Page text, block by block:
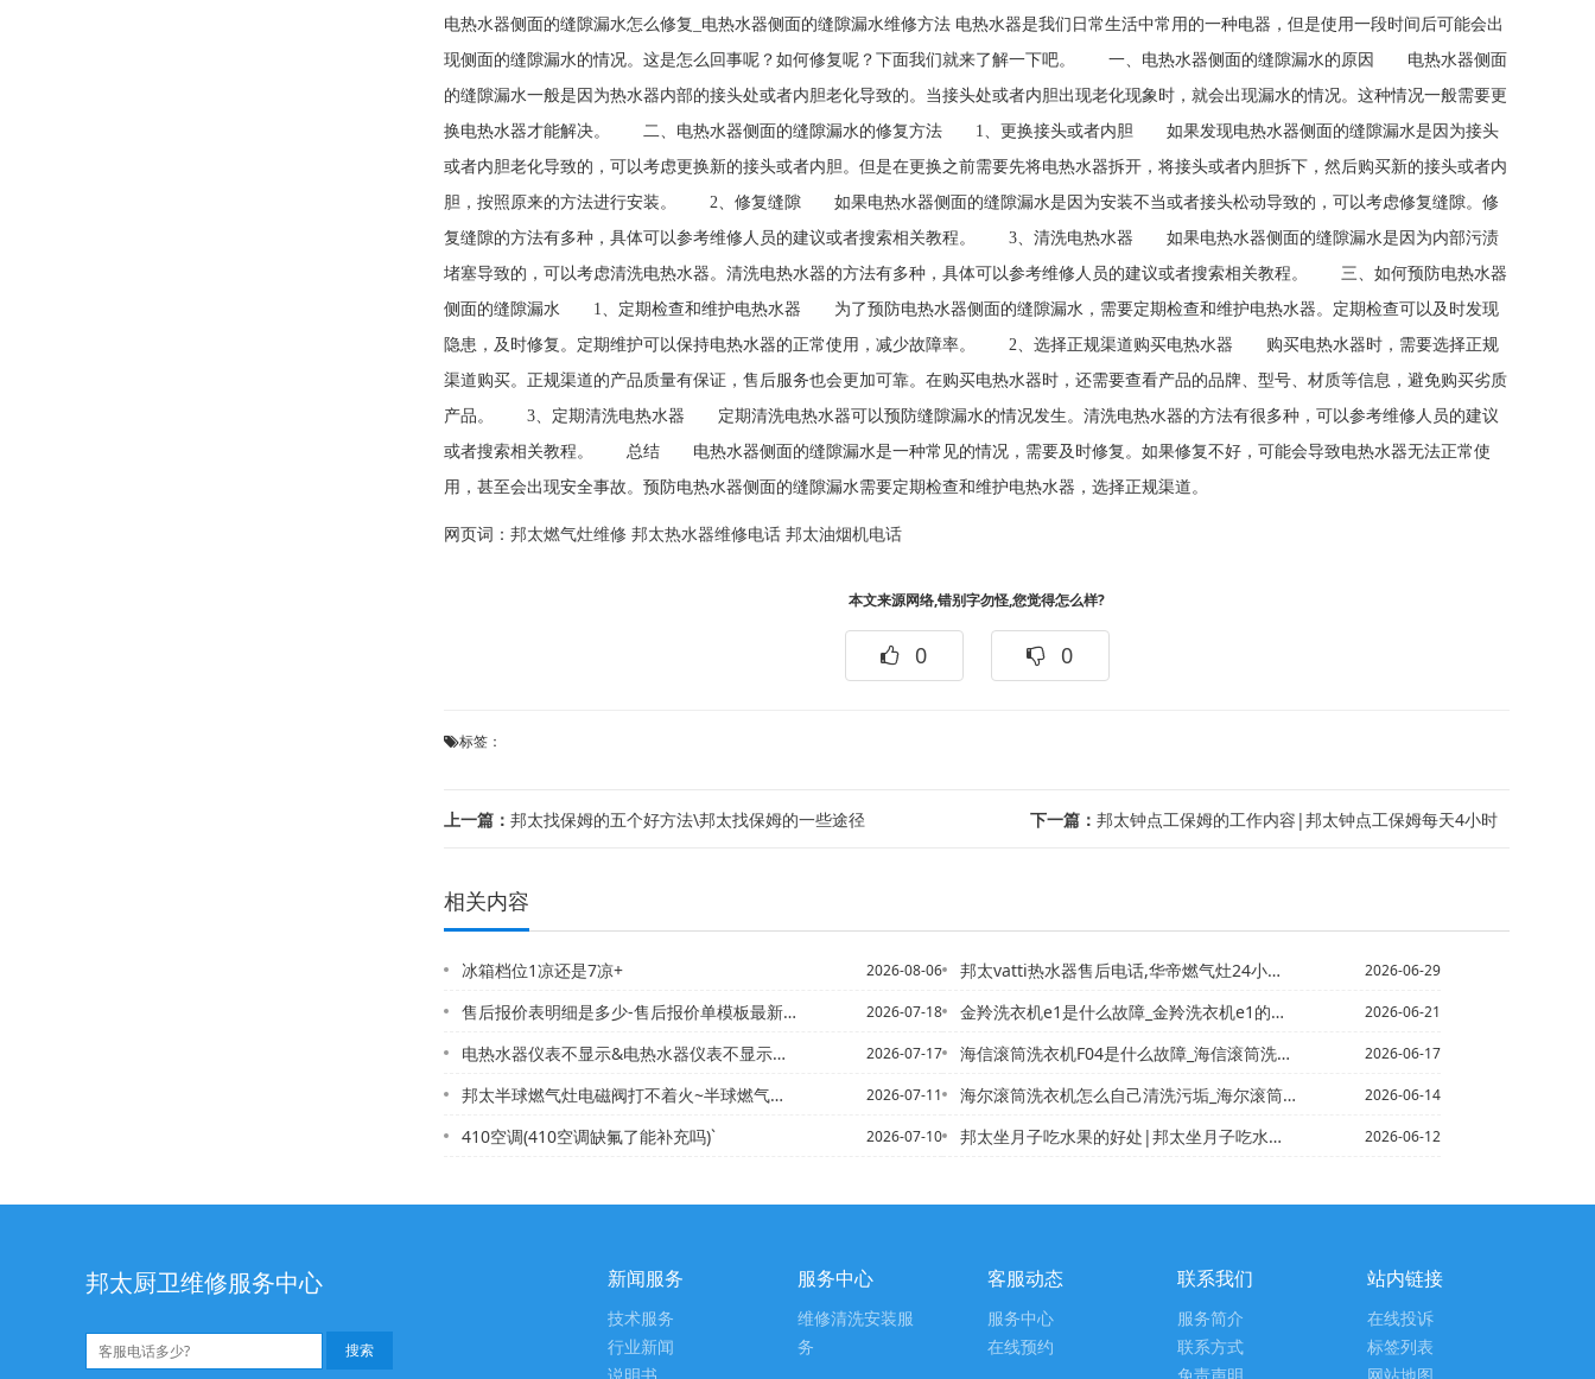
电热水器侧面的缝隙漏水怎么修复_电热水器侧面的缝隙漏水维修方法 电热水器是我们日常生活中常用的一种电器，但是使用一段时间后可能会出
现侧面的缝隙漏水的情况。这是怎么回事呢？如何修复呢？下面我们就来了解一下吧。 一、电热水器侧面的缝隙漏水的原因 电热水器侧面
的缝隙漏水一般是因为热水器内部的接头处或者内胆老化导致的。当接头处或者内胆出现老化现象时，就会出现漏水的情况。这种情况一般需要更
换电热水器才能解决。 二、电热水器侧面的缝隙漏水的修复方法 1、更换接头或者内胆 如果发现电热水器侧面的缝隙漏水是因为接头
或者内胆老化导致的，可以考虑更换新的接头或者内胆。但是在更换之前需要先将电热水器拆开，将接头或者内胆拆下，然后购买新的接头或者内
胆，按照原来的方法进行安装。 2、修复缝隙 如果电热水器侧面的缝隙漏水是因为安装不当或者接头松动导致的，可以考虑修复缝隙。修
复缝隙的方法有多种，具体可以参考维修人员的建议或者搜索相关教程。 3、清洗电热水器 如果电热水器侧面的缝隙漏水是因为内部污渍
堵塞导致的，可以考虑清洗电热水器。清洗电热水器的方法有多种，具体可以参考维修人员的建议或者搜索相关教程。 三、如何预防电热水器
侧面的缝隙漏水 1、定期检查和维护电热水器 为了预防电热水器侧面的缝隙漏水，需要定期检查和维护电热水器。定期检查可以及时发现
隐患，及时修复。定期维护可以保持电热水器的正常使用，减少故障率。 2、选择正规渠道购买电热水器 购买电热水器时，需要选择正规
渠道购买。正规渠道的产品质量有保证，售后服务也会更加可靠。在购买电热水器时，还需要查看产品的品牌、型号、材质等信息，避免购买劣质
产品。 3、定期清洗电热水器 定期清洗电热水器可以预防缝隙漏水的情况发生。清洗电热水器的方法有很多种，可以参考维修人员的建议
或者搜索相关教程。 总结 电热水器侧面的缝隙漏水是一种常见的情况，需要及时修复。如果修复不好，可能会导致电热水器无法正常使
用，甚至会出现安全事故。预防电热水器侧面的缝隙漏水需要定期检查和维护电热水器，选择正规渠道。
网页词： 邦太燃气灶维修 邦太热水器维修电话 邦太油烟机电话
本文来源网络,错别字勿怪,您觉得怎么样?
0 0
标签：
上一篇： 邦太找保姆的五个好方法\邦太找保姆的一些途径 下一篇： 邦太钟点工保姆的工作内容|邦太钟点工保姆每天4小时
相关内容
冰箱档位1凉还是7凉+ 2026-08-06
售后报价表明细是多少-售后报价单模板最新的标准 2026-07-18
电热水器仪表不显示&电热水器仪表不显示怎么回事 2026-07-17
邦太半球燃气灶电磁阀打不着火~半球燃气灶热水器打不着火 2026-07-11
410空调(410空调缺氟了能补充吗)` 2026-07-10
邦太vatti热水器售后电话,华帝燃气灶24小时服务热线电话{邦太vatti热水... 2026-06-29
金羚洗衣机e1是什么故障_金羚洗衣机e1的含义及解决方法@金羚洗衣机不甩干的原因... 2026-06-21
海信滚筒洗衣机F04是什么故障_海信滚筒洗衣机F04故障分析】海信滚筒洗衣机F0... 2026-06-17
海尔滚筒洗衣机怎么自己清洗污垢_海尔滚筒洗衣机清洗污垢方法/海尔滚筒洗衣液放哪个... 2026-06-14
邦太坐月子吃水果的好处|邦太坐月子吃水果的注意事项 2026-06-12
邦太厨卫维修服务中心 新闻服务
技术服务
行业新闻
服务中心
维修清洗安装服
务
客服动态
服务中心
在线预约
联系我们
服务简介
联系方式
站内链接
在线投诉
标签列表